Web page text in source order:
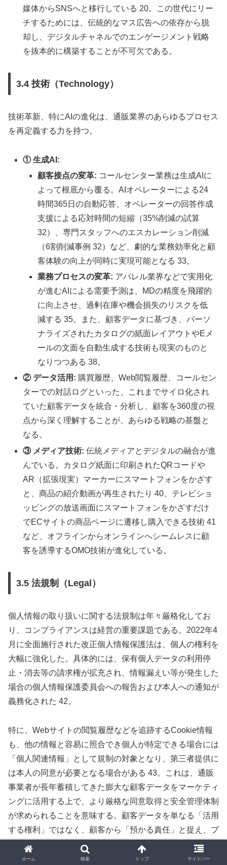
媒体からSNSへと移行している 20。この世代にリー
チするためには、伝統的なマス広告への依存から脱
却し、デジタルチャネルでのエンゲージメント戦略
を抜本的に構築することが不可欠である。
3.4 技術（Technology）
技術革新、特にAIの進化は、通販業界のあらゆるプロセス
を再定義する力を持つ。
① 生成AI:
顧客接点の変革: コールセンター業務は生成AIに
よって根底から覆る。AIオペレーターによる24
時間365日の自動応答、オペレーターの回答作成
支援による応対時間の短縮（35%削減の試算
32）、専門スタッフへのエスカレーション削減
（6割削減事例 32）など、劇的な業務効率化と顧
客体験の向上が同時に実現可能となる 33。
業務プロセスの変革: アパレル業界などで実用化
が進むAIによる需要予測は、MDの精度を飛躍的
に向上させ、過剰在庫や機会損失のリスクを低
減する 35。また、顧客データに基づき、パーソ
ナライズされたカタログの紙面レイアウトやEメ
ールの文面を自動生成する技術も現実のものと
なりつつある 38。
② データ活用: 購買履歴、Web閲覧履歴、コールセン
ターでの対話ログといった、これまでサイロ化され
ていた顧客データを統合・分析し、顧客を360度の視
点から深く理解することが、あらゆる戦略の基盤と
なる。
③ メディア技術: 伝統メディアとデジタルの融合が進
んでいる。カタログ紙面に印刷されたQRコードや
AR（拡張現実）マーカーにスマートフォンをかざす
と、商品の紹介動画が再生されたり 40、テレビショ
ッピングの放送画面にスマートフォンをかざすだけ
でECサイトの商品ページに遷移し購入できる技術 41
など、オフラインからオンラインへシームレスに顧
客を誘導するOMO技術が進化している。
3.5 法規制（Legal）
個人情報の取り扱いに関する法規制は年々厳格化してお
り、コンプライアンスは経営の重要課題である。2022年4
月に全面施行された改正個人情報保護法は、個人の権利を
大幅に強化した。具体的には、保有個人データの利用停
止・消去等の請求権が拡充され、情報漏えい等が発生した
場合の個人情報保護委員会への報告および本人への通知が
義務化された 42。
特に、Webサイトの閲覧履歴などを追跡するCookie情報
も、他の情報と容易に照合でき個人が特定できる場合には
「個人関連情報」として規制の対象となり、第三者提供に
は本人の同意が必要となる場合がある 43。これは、通販
事業者が長年蓄積してきた膨大な顧客データをマーケティ
ングに活用する上で、より厳格な同意取得と安全管理体制
が求められることを意味する。顧客データを単なる「活用
する権利」ではなく、顧客から「預かる責任」と捉え、プ
ライバシー保護を最優先する姿勢が、企業の信頼性を担保
する上で不可欠となる。
ホーム 検索 トップ サイドバー